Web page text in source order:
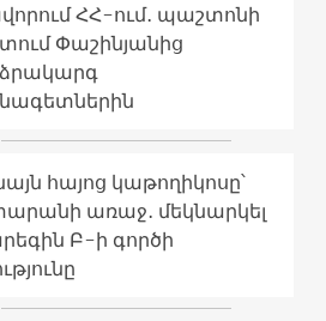
ՀՀ-ում․ պաշտոնի
Փաշինյանից
հայոց կաթողիկոսը՝
առաջ․ մեկնարկել
Բ-ի գործի